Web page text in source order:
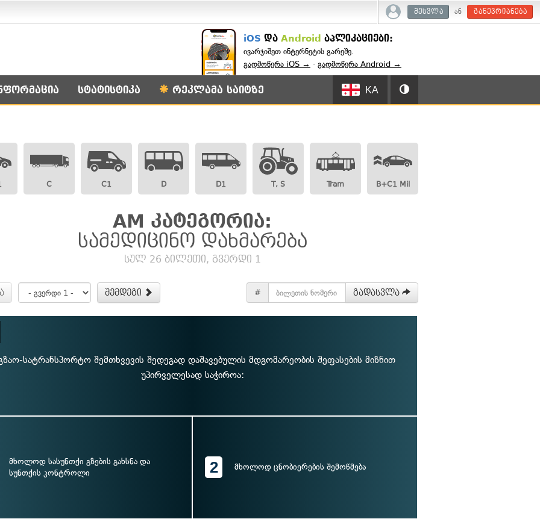
შესვლა ან გაწევრიანება
iOS და Android აპლიკაციები:
ივარჯიშეთ ინტერნეტის გარეშე.
გადმოწერა iOS → · გადმოწერა Android →
სტატისტიკა რეკლამა საიტზე KA
C C1 D D1 T, S Tram B+C1 Mil
AM კატეგორია:
სამედიცინო დახმარება
სულ 26 ბილეთი, გვერდი 1
შემდეგი # გადასვლა
სატრანსპორტო შემთხვევის შედეგად დაშავებულის მდგომარეობის შეფასების მიზნით
უპირველესად საჭიროა:
მხოლოდ სასუნთქი გზების გახსნა და
სუნთქის კონტროლი
2 მხოლოდ ცნობიერების შემოწმება